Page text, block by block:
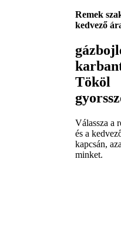
Remek
kedvező
Tököl
Válassza a
és a
kapcsán,
minket.